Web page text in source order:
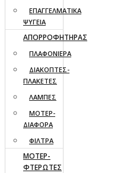
ΕΠΑΓΓΕΛΜΑΤΙΚΑ
ΨΥΓΕΙΑ
ΑΠΟΡΡΟΦΗΤΗΡΑΣ
ΠΛΑΦΟΝΙΕΡΑ
ΔΙΑΚΟΠΤΕΣ-
ΠΛΑΚΕΤΕΣ
ΛΑΜΠΕΣ
ΜΟΤΕΡ-
ΔΙΑΦΟΡΑ
ΦΙΛΤΡΑ
ΜΟΤΕΡ-
ΦΤΕΡΩΤΕΣ